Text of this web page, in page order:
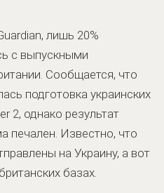
лишь 20%
с выпускными
Сообщается, что
подготовка украинских
2, однако результат
печален. Известно, что
на Украину, а вот
базах.